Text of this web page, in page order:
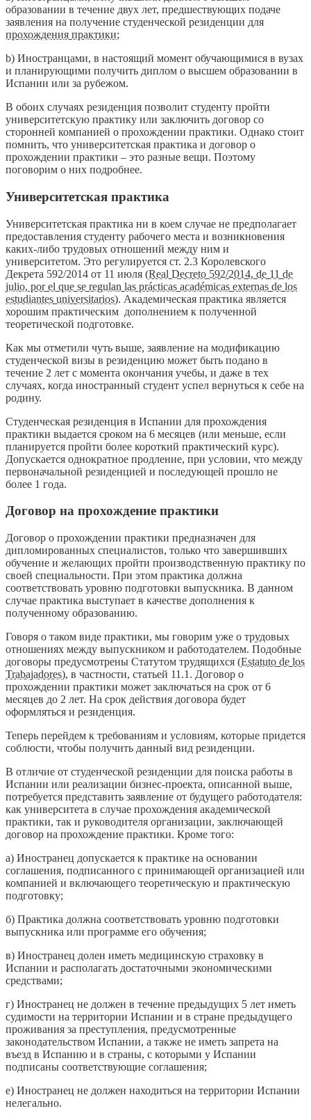
образовании в течение двух лет, предшествующих подаче
заявления на получение студенческой резиденции для
прохождения практики;
b) Иностранцами, в настоящий момент обучающимися в вузах
и планирующими получить диплом о высшем образовании в
Испании или за рубежом.
В обоих случаях резиденция позволит студенту пройти
университетскую практику или заключить договор со
сторонней компанией о прохождении практики. Однако стоит
помнить, что университетская практика и договор о
прохождении практики – это разные вещи. Поэтому
поговорим о них подробнее.
Университетская практика
Университетская практика ни в коем случае не предполагает
предоставления студенту рабочего места и возникновения
каких-либо трудовых отношений между ним и
университетом. Это регулируется ст. 2.3 Королевского
Декрета 592/2014 от 11 июля (Real Decreto 592/2014, de 11 de
julio, por el que se regulan las prácticas académicas externas de los
estudiantes universitarios). Академическая практика является
хорошим практическим дополнением к полученной
теоретической подготовке.
Как мы отметили чуть выше, заявление на модификацию
студенческой визы в резиденцию может быть подано в
течение 2 лет с момента окончания учебы, и даже в тех
случаях, когда иностранный студент успел вернуться к себе на
родину.
Студенческая резиденция в Испании для прохождения
практики выдается сроком на 6 месяцев (или меньше, если
планируется пройти более короткий практический курс).
Допускается однократное продление, при условии, что между
первоначальной резиденцией и последующей прошло не
более 1 года.
Договор на прохождение практики
Договор о прохождении практики предназначен для
дипломированных специалистов, только что завершивших
обучение и желающих пройти производственную практику по
своей специальности. При этом практика должна
соответствовать уровню подготовки выпускника. В данном
случае практика выступает в качестве дополнения к
полученному образованию.
Говоря о таком виде практики, мы говорим уже о трудовых
отношениях между выпускником и работодателем. Подобные
договоры предусмотрены Статутом трудящихся (Estatuto de los
Trabajadores), в частности, статьей 11.1. Договор о
прохождении практики может заключаться на срок от 6
месяцев до 2 лет. На срок действия договора будет
оформляться и резиденция.
Теперь перейдем к требованиям и условиям, которые придется
соблюсти, чтобы получить данный вид резиденции.
В отличие от студенческой резиденции для поиска работы в
Испании или реализации бизнес-проекта, описанной выше,
потребуется представить заявление от будущего работодателя:
как университета в случае прохождения академической
практики, так и руководителя организации, заключающей
договор на прохождение практики. Кроме того:
а) Иностранец допускается к практике на основании
соглашения, подписанного с принимающей организацией или
компанией и включающего теоретическую и практическую
подготовку;
б) Практика должна соответствовать уровню подготовки
выпускника или программе его обучения;
в) Иностранец долен иметь медицинскую страховку в
Испании и располагать достаточными экономическими
средствами;
г) Иностранец не должен в течение предыдущих 5 лет иметь
судимости на территории Испании и в стране предыдущего
проживания за преступления, предусмотренные
законодательством Испании, а также не иметь запрета на
въезд в Испанию и в страны, с которыми у Испании
подписаны соответствующие соглашения;
e) Иностранец не должен находиться на территории Испании
нелегально.